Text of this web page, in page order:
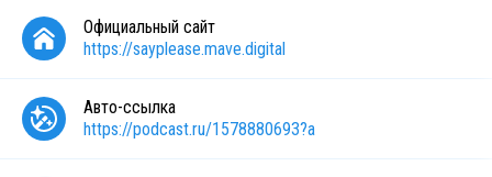
Официальный сайт
https://sayplease.mave.digital
Авто-ссылка
https://podcast.ru/1578880693?a